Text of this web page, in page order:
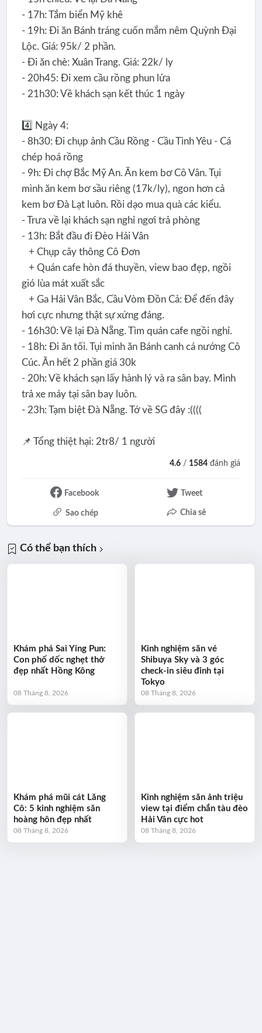
- 17h: Tắm biển Mỹ khê
- 19h: Đi ăn Bánh tráng cuốn mắm nêm Quỳnh Đại
Lộc. Giá: 95k/ 2 phần.
- Đi ăn chè: Xuân Trang. Giá: 22k/ ly
- 20h45: Đi xem cầu rồng phun lửa
- 21h30: Về khách sạn kết thúc 1 ngày
4️⃣ Ngày 4:
- 8h30: Đi chụp ảnh Cầu Rồng - Cầu Tình Yêu - Cá
chép hoá rồng
- 9h: Đi chợ Bắc Mỹ An. Ăn kem bơ Cô Vân. Tụi
mình ăn kem bơ sầu riêng (17k/ly), ngon hơn cả
kem bơ Đà Lạt luôn. Rồi dạo mua quà các kiểu.
- Trưa về lại khách sạn nghỉ ngơi trả phòng
- 13h: Bắt đầu đi Đèo Hải Vân
+ Chụp cây thông Cô Đơn
+ Quán cafe hòn đá thuyền, view bao đẹp, ngồi
gió lùa mát xuất sắc
+ Ga Hải Vân Bắc, Cầu Vòm Đồn Cả: Để đến đây
hơi cực nhưng thật sự xứng đáng.
- 16h30: Về lại Đà Nẵng. Tìm quán cafe ngồi nghỉ.
- 18h: Đi ăn tối. Tụi mình ăn Bánh canh cá nướng Cô
Cúc. Ăn hết 2 phần giá 30k
- 20h: Về khách sạn lấy hành lý và ra sân bay. Mình
trả xe máy tại sân bay luôn.
- 23h: Tạm biệt Đà Nẵng. Tớ về SG đây :((((
📌 Tổng thiệt hại: 2tr8/ 1 người
4.6 / 1584 đánh giá
Facebook Tweet
Sao chép Chia sẻ
Có thể bạn thích
Khám phá Sai Ying Pun:
Con phố dốc nghẹt thở
đẹp nhất Hồng Kông
08 Tháng 8, 2026
Kinh nghiệm săn vé
Shibuya Sky và 3 góc
check-in siêu đỉnh tại
Tokyo
08 Tháng 8, 2026
Khám phá mũi cát Lăng
Cô: 5 kinh nghiệm săn
hoàng hôn đẹp nhất
08 Tháng 8, 2026
Kinh nghiệm săn ảnh triệu
view tại điểm chắn tàu đèo
Hải Vân cực hot
08 Tháng 8, 2026